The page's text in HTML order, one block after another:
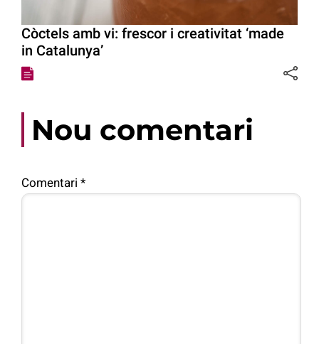
Còctels amb vi: frescor i creativitat ‘made
in Catalunya’
Nou comentari
Comentari *